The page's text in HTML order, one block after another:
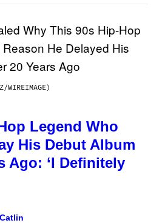
WIREIMAGE)
Legend Who
His Debut Album
Ago: ‘I Definitely